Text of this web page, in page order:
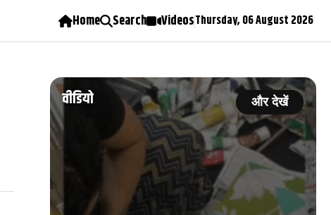
Home Search VideosThursday, 06 August 2026
वीडियो और देखें